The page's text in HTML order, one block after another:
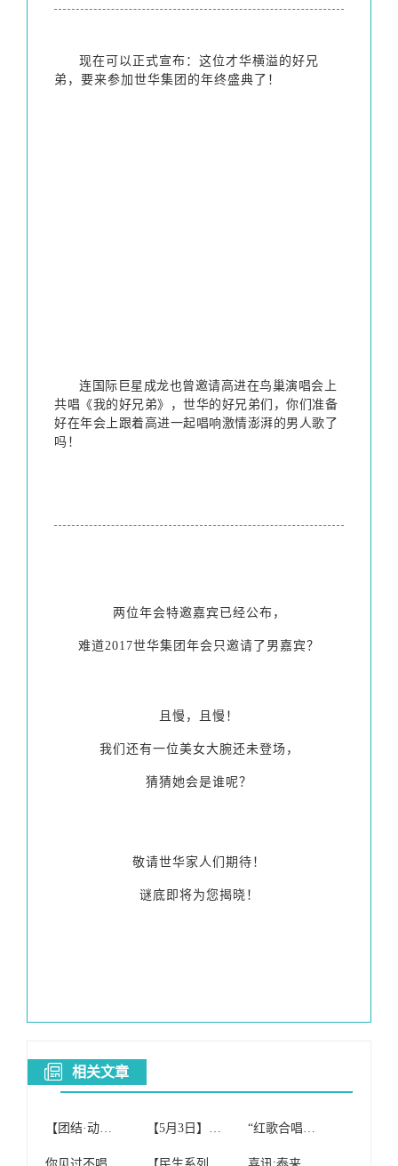
现在可以正式宣布：这位才华横溢的好兄
弟，要来参加世华集团的年终盛典了！
连国际巨星成龙也曾邀请高进在鸟巢演唱会上
共唱《我的好兄弟》，世华的好兄弟们，你们准备
好在年会上跟着高进一起唱响激情澎湃的男人歌了
吗！
两位年会特邀嘉宾已经公布，
难道2017世华集团年会只邀请了男嘉宾？
且慢，且慢！
我们还有一位美女大腕还未登场，
猜猜她会是谁呢？
敬请世华家人们期待！
谜底即将为您揭晓！
相关文章
【团结·动态】团结社区红歌合唱团参加我旗“初心不改穿沙志 先锋引领赶超时”榜样的力量分享会 【5月3日】启航者老年红歌合唱团(纯公益合唱团)开课啦! “红歌合唱团”免费开班啦!!!